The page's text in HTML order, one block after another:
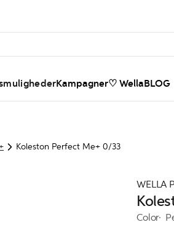
Kampagner♡ WellaBLOG
Koleston Perfect Me+ 0/33
WELLA
Color